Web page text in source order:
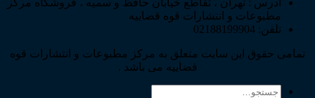
آدرس : تهران ، تقاطع خیابان حافظ و سمیه ، فروشگاه مرکز
مطبوعات و انتشارات قوه قضاییه
تلفن: 02188199904
تمامی حقوق این سایت متعلق به مرکز مطبوعات و انتشارات قوه
قضاییه می باشد .
جستجو